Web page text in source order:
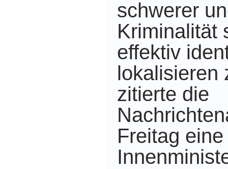
schwerer
Kriminalität
effektiv
lokalisieren
zitierte die
Freitag